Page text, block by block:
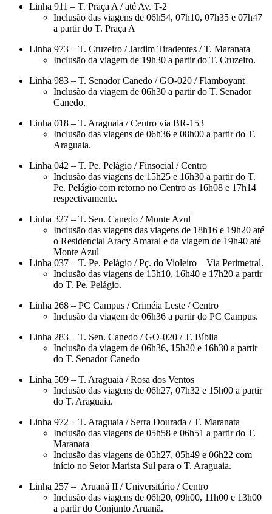
Linha 911 – T. Praça A / até Av. T-2
Inclusão das viagens de 06h54, 07h10, 07h35 e 07h47
a partir do T. Praça A
Linha 973 – T. Cruzeiro / Jardim Tiradentes / T. Maranata
Inclusão da viagem de 19h30 a partir do T. Cruzeiro.
Linha 983 – T. Senador Canedo / GO-020 / Flamboyant
Inclusão da viagem de 06h30 a partir do T. Senador
Canedo.
Linha 018 – T. Araguaia / Centro via BR-153
Inclusão das viagens de 06h36 e 08h00 a partir do T.
Araguaia.
Linha 042 – T. Pe. Pelágio / Finsocial / Centro
Inclusão das viagens de 15h25 e 16h30 a partir do T.
Pe. Pelágio com retorno no Centro as 16h08 e 17h14
respectivamente.
Linha 327 – T. Sen. Canedo / Monte Azul
Inclusão das viagens das viagens de 18h16 e 19h20 até
o Residencial Aracy Amaral e da viagem de 19h40 até
Monte Azul
Linha 037 – T. Pe. Pelágio / Pç. do Violeiro – Via Perimetral.
Inclusão das viagens de 15h10, 16h40 e 17h20 a partir
do T. Pe. Pelágio.
Linha 268 – PC Campus / Criméia Leste / Centro
Inclusão da viagem de 06h36 a partir do PC Campus.
Linha 283 – T. Sen. Canedo / GO-020 / T. Bíblia
Inclusão da viagem de 06h36, 15h20 e 16h30 a partir
do T. Senador Canedo
Linha 509 – T. Araguaia / Rosa dos Ventos
Inclusão das viagens de 06h27, 07h32 e 15h00 a partir
do T. Araguaia.
Linha 972 – T. Araguaia / Serra Dourada / T. Maranata
Inclusão das viagens de 05h58 e 06h51 a partir do T.
Maranata
Inclusão das viagens de 05h27, 05h49 e 06h22 com
início no Setor Marista Sul para o T. Araguaia.
Linha 257 – Aruanã II / Universitário / Centro
Inclusão das viagens de 06h20, 09h00, 11h00 e 13h00
a partir do Conjunto Aruanã.